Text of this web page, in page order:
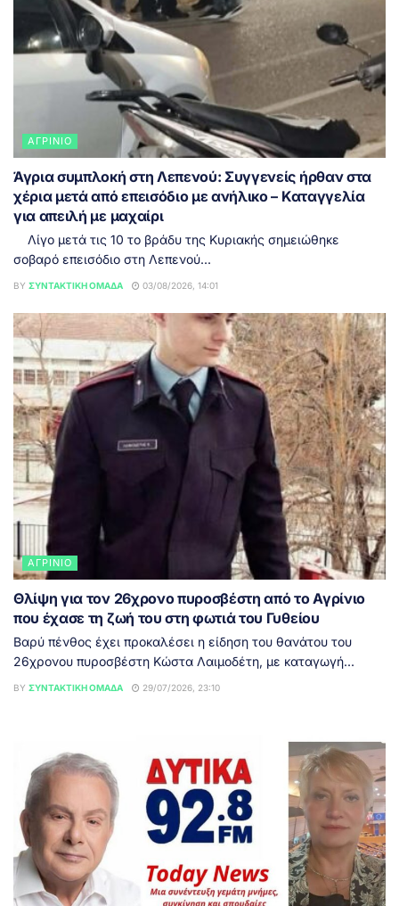
ΑΓΡΊΝΙΟ
Άγρια συμπλοκή στη Λεπενού: Συγγενείς ήρθαν στα
χέρια μετά από επεισόδιο με ανήλικο – Καταγγελία
για απειλή με μαχαίρι
Λίγο μετά τις 10 το βράδυ της Κυριακής σημειώθηκε
σοβαρό επεισόδιο στη Λεπενού...
BY ΣΥΝΤΑΚΤΙΚΉ ΟΜΆΔΑ 03/08/2026, 14:01
ΑΓΡΊΝΙΟ
Θλίψη για τον 26χρονο πυροσβέστη από το Αγρίνιο
που έχασε τη ζωή του στη φωτιά του Γυθείου
Βαρύ πένθος έχει προκαλέσει η είδηση του θανάτου του
26χρονου πυροσβέστη Κώστα Λαιμοδέτη, με καταγωγή...
BY ΣΥΝΤΑΚΤΙΚΉ ΟΜΆΔΑ 29/07/2026, 23:10